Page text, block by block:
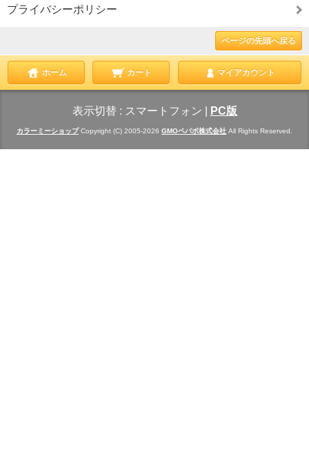
プライバシーポリシー
ページの先頭へ戻る
ホーム カート マイアカウント
表示切替 : スマートフォン PC版
カラーミーショップCopyright (C) 2005-2026 GMOペパボ株式会社 All Rights Reserved.